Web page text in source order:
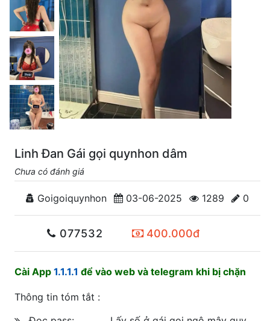
Linh Đan Gái gọi quynhon dâm
Chưa có đánh giá
Goigoiquynhon 03-06-2025 1289 0
077532 400.000đ
Cài App 1.1.1.1 để vào web và telegram khi bị chặn
Thông tin tóm tắt :